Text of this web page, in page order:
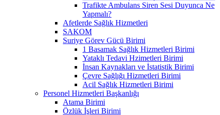
Trafikte Ambulans Siren Sesi Duyunca Ne
Yapmalı?
Afetlerde Sağlık Hizmetleri
SAKOM
Suriye Görev Gücü Birimi
1 Basamak Sağlık Hizmetleri Birimi
Yataklı Tedavi Hzimetleri Birimi
İnsan Kaynakları ve İstatistik Birimi
Çevre Sağlığı Hizmetleri Birimi
Acil Sağlık Hizmetleri Birimi
Personel Hizmetleri Başkanlığı
Atama Birimi
Özlük İşleri Birimi